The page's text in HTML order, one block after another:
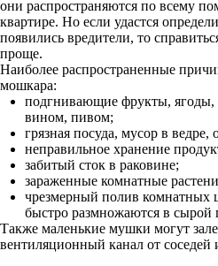
они распространяются по всему
квартире. Но если удастся
появились вредители, то
проще.
Наиболее распространенные
мошкара:
подгнивающие фрукты, ягоды,
вином, пивом;
грязная посуда, мусор в ведре,
неправильное хранение
забитый сток в раковине;
зараженные комнатные
чрезмерный полив комнатных
быстро размножаются в сырой
Также маленькие мушки могут
вентиляционный канал от соседей